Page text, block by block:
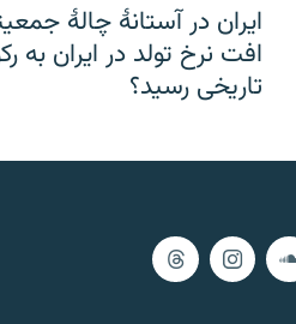
ایران در آستانهٔ چالهٔ
افت نرخ تولد در ایران به
تاریخی رسید؟